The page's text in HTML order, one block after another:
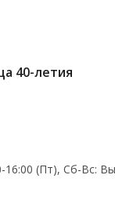
40-летия
16:00 (Пт), Cб-Вс: